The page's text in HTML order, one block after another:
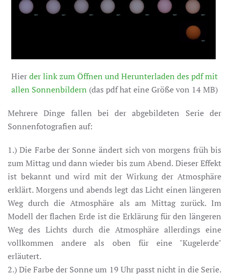
Hierder link zum Öffnen und Herunterladen des pdf mit
allen Sonnenbildern (das pdf hat eine Größe von 14 MB)
Mehrere Dinge fallen bei der abgebildeten Serie der
Sonnenfotografien auf:
1.) Die Farbe der Sonne ändert sich von morgens früh bis
zum Mittag und dann wieder bis zum Abend. Dieser Effekt
ist bekannt und wird mit der Wirkung der Atmosphäre
erklärt. Morgens und abends legt das Licht einen längeren
Weg durch die Atmosphäre als am Mittag zurück. Im
Modell der flachen Erde ist die Erklärung für den längeren
Weg des Lichts durch die Atmosphäre allerdings eine
vollkommen andere als oben für eine "Kugelerde"
erläutert.
2.) Die Farbe der Sonne um 19 Uhr passt nicht in die Serie.